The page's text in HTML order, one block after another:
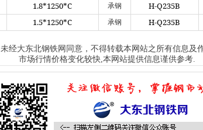
1.8*1250*C 承钢 H-Q235B
1.5*1250*C 承钢 H-Q235B
未经大东北钢铁网 同意，不得转载本网站之所有信息及
市场行情价格变化较快,本网站提供信息谨供参考.